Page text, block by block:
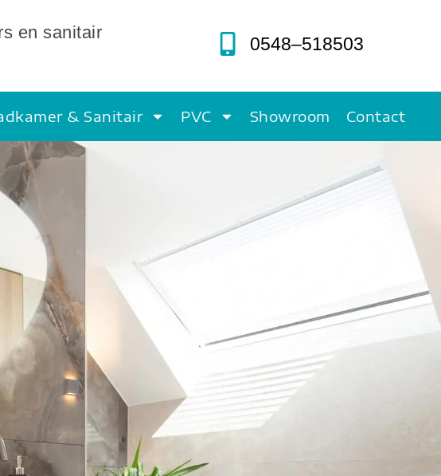
en sanitair
0548–518503
& Sanitair PVC Showroom Contact